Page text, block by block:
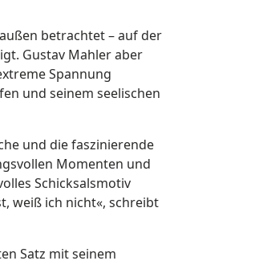
betrachtet – auf der
Gustav Mahler aber
Spannung
und seinem seelischen
und die faszinierende
Momenten und
Schicksalsmotiv
weiß ich nicht«, schreibt
Satz mit seinem